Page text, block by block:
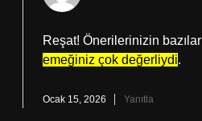
Reşat! Önerilerinizin
emeğiniz çok değerliydi.
Ocak 15, 2026 Yanıtla